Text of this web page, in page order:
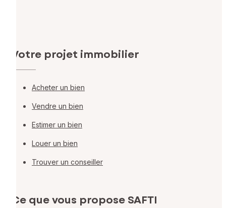
Votre projet immobilier
Acheter un bien
Vendre un bien
Estimer un bien
Louer un bien
Trouver un conseiller
Ce que vous propose SAFTI